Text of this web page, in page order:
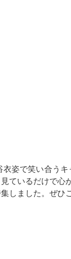
姿で笑い合う
ているだけで心
しました。ぜひ